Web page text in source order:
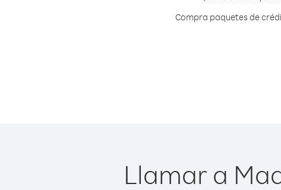
Compra paquetes de
Llamar a